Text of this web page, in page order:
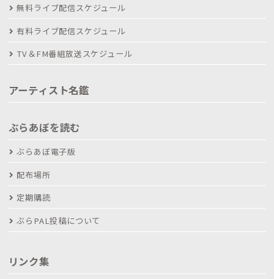
無料ライブ配信スケジュール
有料ライブ配信スケジュール
TV＆FM番組放送スケジュール
アーティスト名鑑
ぶらあぼを読む
ぶらあぼ電子版
配布場所
定期購読
ぶらPAL投稿について
リンク集